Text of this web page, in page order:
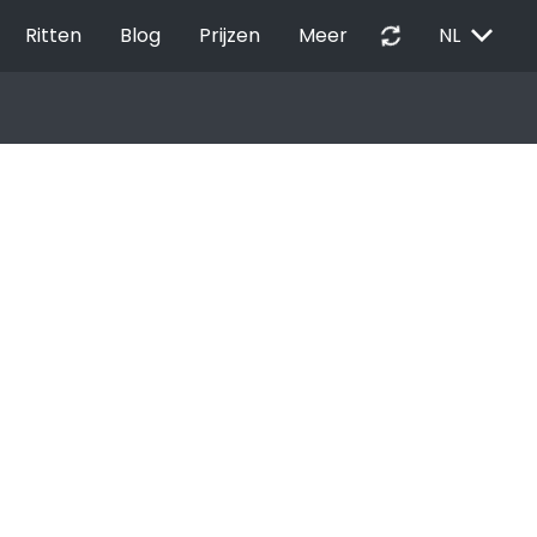
Ritten Blog Prijzen Meer autorenew NL EXPAND_MORE